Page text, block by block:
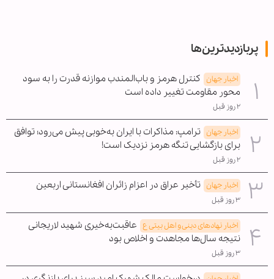
پربازدیدترین‌ها
اخبار جهان کنترل هرمز و باب‌المندب موازنه قدرت را به سود
محور مقاومت تغییر داده است
۲ روز قبل
اخبار جهان ترامپ: مذاکرات با ایران به‌خوبی پیش می‌رود؛ توافق
برای بازگشایی تنگه هرمز نزدیک است!
۲ روز قبل
اخبار جهان تأخیر عراق در اعزام زائران افغانستانی اربعین
۳ روز قبل
اخبار نهادهای دینی و اهل بیتی ع عاقبت‌به‌خیری شهید لاریجانی
نتیجه سال‌ها مجاهدت و اخلاص بود
۳ روز قبل